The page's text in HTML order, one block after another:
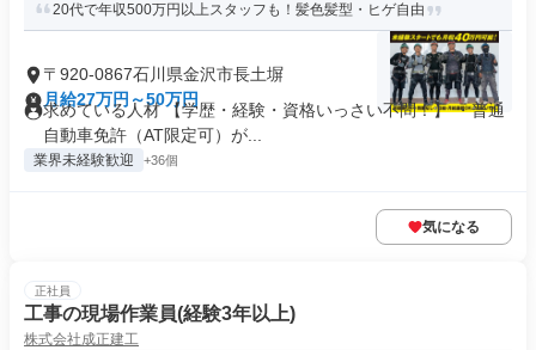
20代で年収500万円以上スタッフも！髪色髪型・ヒゲ自由
〒920-0867石川県金沢市長土塀
月給27万円～50万円
求めている人材 【学歴・経験・資格いっさい不問！】 ・普通
自動車免許（AT限定可）が...
業界未経験歓迎 +36個
気になる
正社員
工事の現場作業員(経験3年以上)
株式会社成正建工